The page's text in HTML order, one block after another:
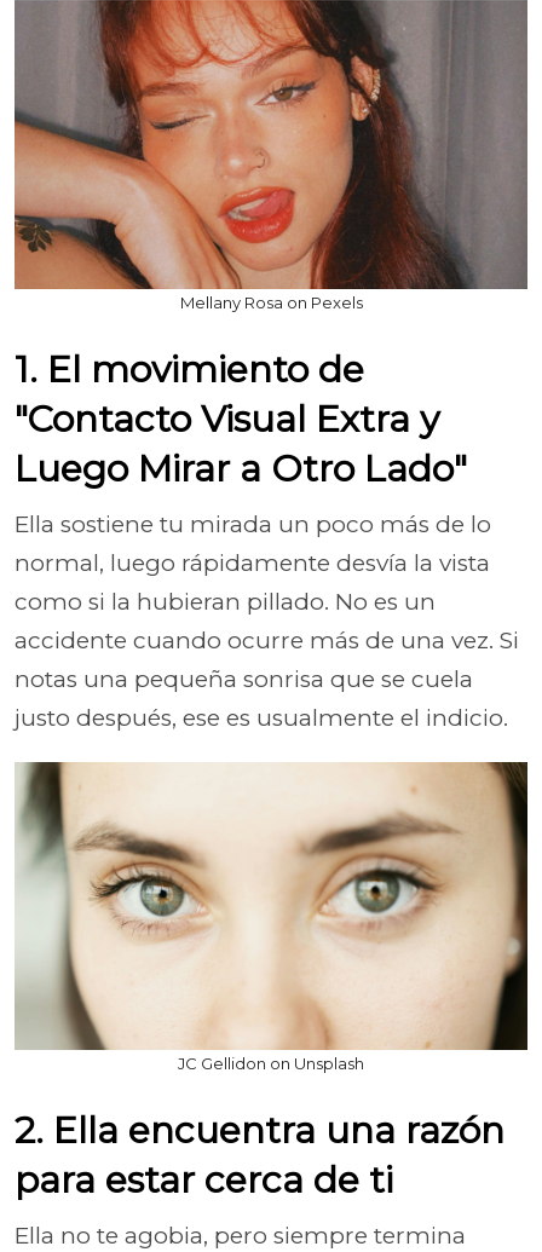
Mellany Rosa on Pexels
1. El movimiento de
"Contacto Visual Extra y
Luego Mirar a Otro Lado"
Ella sostiene tu mirada un poco más de lo
normal, luego rápidamente desvía la vista
como si la hubieran pillado. No es un
accidente cuando ocurre más de una vez. Si
notas una pequeña sonrisa que se cuela
justo después, ese es usualmente el indicio.
JC Gellidon on Unsplash
2. Ella encuentra una razón
para estar cerca de ti
Ella no te agobia, pero siempre termina